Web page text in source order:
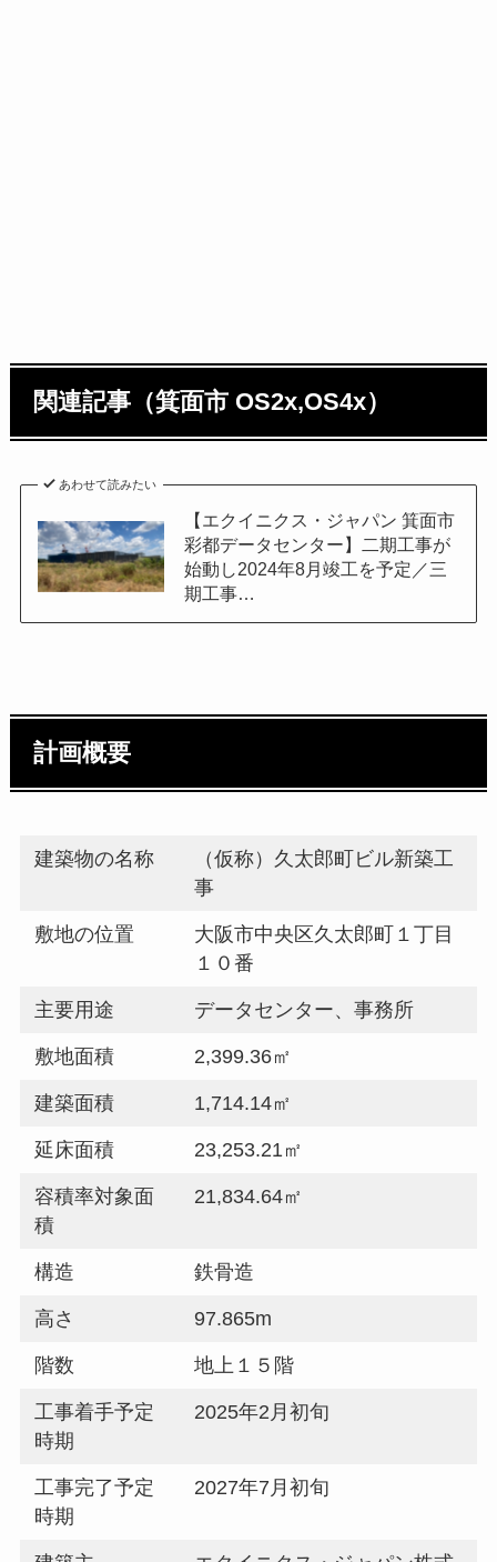
関連記事（箕面市 OS2x,OS4x）
あわせて読みたい
【エクイニクス・ジャパン 箕面市
彩都データセンター】二期工事が
始動し2024年8月竣工を予定／三
期工事…
計画概要
建築物の名称
（仮称）久太郎町ビル新築工
事
敷地の位置
大阪市中央区久太郎町１丁目
１０番
主要用途 データセンター、事務所
敷地面積 2,399.36㎡
建築面積 1,714.14㎡
延床面積 23,253.21㎡
容積率対象面
積
21,834.64㎡
構造 鉄骨造
高さ 97.865m
階数 地上１５階
工事着手予定
時期
2025年2月初旬
工事完了予定
時期
2027年7月初旬